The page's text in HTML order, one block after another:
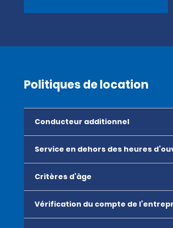
Politiques de location
Conducteur additionnel
Service en dehors des heures
Critères d’âge
Vérification du compte de